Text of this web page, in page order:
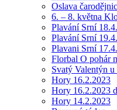
Oslava čarodějnic
6. – 8. května
Plavání Srní
Plavání Srní
Plavani Srní
Florbal O pohár
Svatý Valentýn
Hory 16.2.2023
Hory 16.2.2023
Hory 14.2.2023